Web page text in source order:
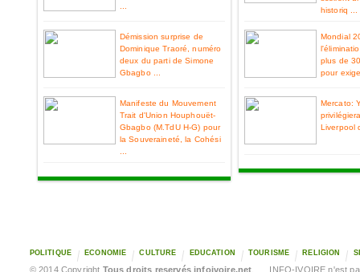
Démission surprise de
Dominique Traoré, numéro
deux du parti de Simone
Gbagbo ...
Manifeste du Mouvement
Trait d'Union Houphouët-
Gbagbo (M.TdU H-G) pour
la Souveraineté, la Cohési
historiq ...
Mondial
plus de
pour
Mercato:
Liverpool
POLITIQUE ECONOMIE CULTURE EDUCATION TOURISME RELIGION
© 2014 Copyright Tous droits reservés infoivoire.net . INFO-IVOIRE n'est